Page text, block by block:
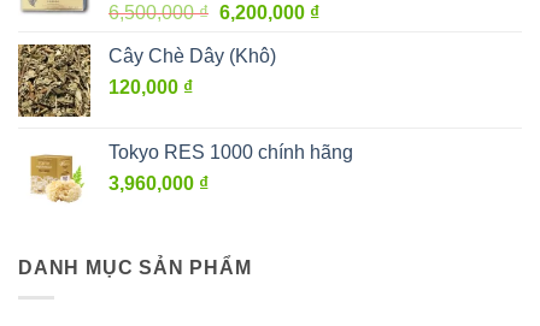
6,500,000₫ Giá
là:
6,200,000 ₫Giá
Cây Chè Dây (Khô)
120,000 ₫
Tokyo RES 1000 chính hãng
3,960,000 ₫
DANH MỤC SẢN PHẨM